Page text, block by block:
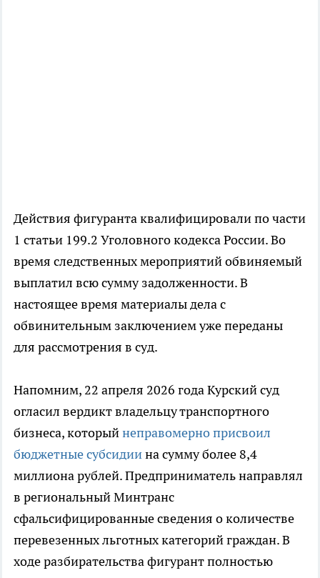
Действия фигуранта квалифицировали по части
1 статьи 199.2 Уголовного кодекса России. Во
время следственных мероприятий обвиняемый
выплатил всю сумму задолженности. В
настоящее время материалы дела с
обвинительным заключением уже переданы
для рассмотрения в суд.
Напомним, 22 апреля 2026 года Курский суд
огласил вердикт владельцу транспортного
бизнеса, которыйнеправомерно присвоил
бюджетные субсидиина сумму более 8,4
миллиона рублей. Предприниматель направлял
в региональный Минтранс
сфальсифицированные сведения о количестве
перевезенных льготных категорий граждан. В
ходе разбирательства фигурант полностью